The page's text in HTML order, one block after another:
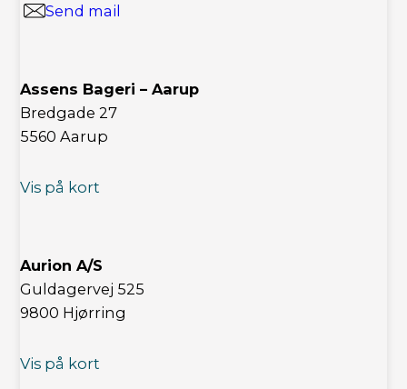
Send mail
Assens Bageri – Aarup
Bredgade 27
5560 Aarup
Vis på kort
Aurion A/S
Guldagervej 525
9800 Hjørring
Vis på kort